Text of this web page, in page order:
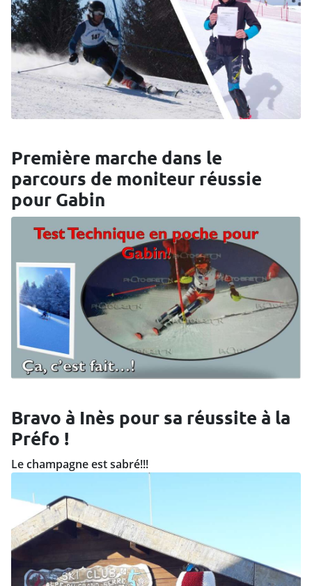
Première marche dans le
parcours de moniteur réussie
pour Gabin
Bravo à Inès pour sa réussite à la
Préfo !
Le champagne est sabré!!!